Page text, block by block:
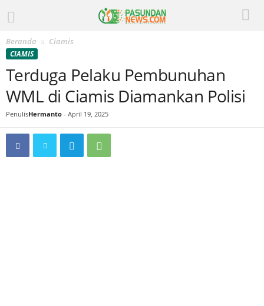
Beranda Ciamis
CIAMIS
Terduga Pelaku Pembunuhan
WML di Ciamis Diamankan Polisi
PenulisHermanto - April 19, 2025